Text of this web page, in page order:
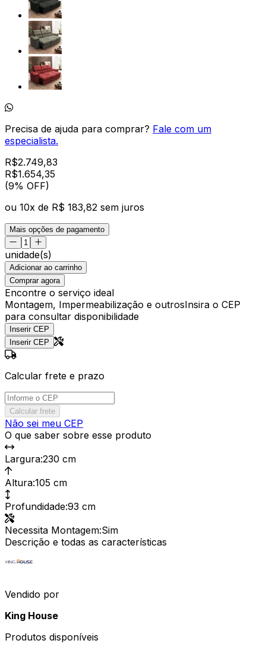
Precisa de ajuda para comprar? Fale com um
especialista.
R$2.749,83
R$1.654,35
(9% OFF)
ou 10x de R$ 183,82 sem juros
Mais opções de pagamento
unidade(s)
Adicionar ao carrinho
Comprar agora
Encontre o serviço ideal
Montagem, Impermeabilização e outrosInsira o CEP
para consultar disponibilidade
Inserir CEP
Inserir CEP
Calcular frete e prazo
Calcular frete
Não sei meu CEP
O que saber sobre esse produto
Largura:230 cm
Altura:105 cm
Profundidade:93 cm
Necessita Montagem:Sim
Descrição e todas as características
Vendido por
King House
Produtos disponíveis